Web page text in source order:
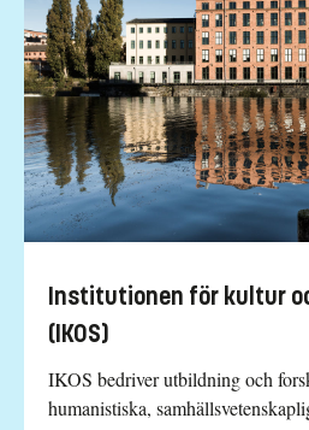
Institutionen för kultur
(IKOS)
IKOS bedriver utbildning och
humanistiska,